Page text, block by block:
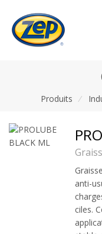
Produits /
anti-
ciles.